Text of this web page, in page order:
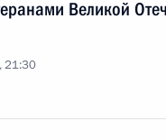
Великой
21:30